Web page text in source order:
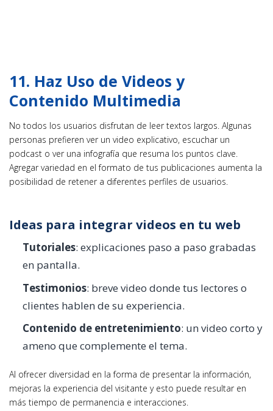
11. Haz Uso de Videos y
Contenido Multimedia
No todos los usuarios disfrutan de leer textos largos. Algunas
personas prefieren ver un video explicativo, escuchar un
podcast o ver una infografía que resuma los puntos clave.
Agregar variedad en el formato de tus publicaciones aumenta la
posibilidad de retener a diferentes perfiles de usuarios.
Ideas para integrar videos en tu web
Tutoriales: explicaciones paso a paso grabadas
en pantalla.
Testimonios: breve video donde tus lectores o
clientes hablen de su experiencia.
Contenido de entretenimiento: un video corto y
ameno que complemente el tema.
Al ofrecer diversidad en la forma de presentar la información,
mejoras la experiencia del visitante y esto puede resultar en
más tiempo de permanencia e interacciones.